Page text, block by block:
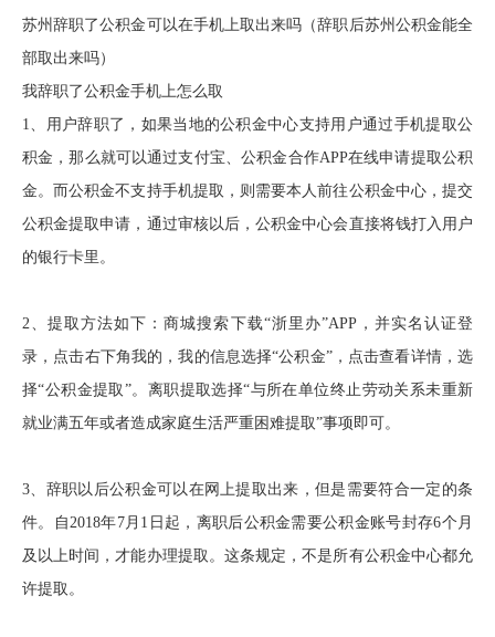
苏州辞职了公积金可以在手机上取出来吗（辞职后苏州公积金能全
部取出来吗）
我辞职了公积金手机上怎么取
1、用户辞职了，如果当地的公积金中心支持用户通过手机提取公
积金，那么就可以通过支付宝、公积金合作APP在线申请提取公积
金。而公积金不支持手机提取，则需要本人前往公积金中心，提交
公积金提取申请，通过审核以后，公积金中心会直接将钱打入用户
的银行卡里。
2、提取方法如下：商城搜索下载“浙里办”APP，并实名认证登
录，点击右下角我的，我的信息选择“公积金”，点击查看详情，选
择“公积金提取”。离职提取选择“与所在单位终止劳动关系未重新
就业满五年或者造成家庭生活严重困难提取”事项即可。
3、辞职以后公积金可以在网上提取出来，但是需要符合一定的条
件。自2018年7月1日起，离职后公积金需要公积金账号封存6个月
及以上时间，才能办理提取。这条规定，不是所有公积金中心都允
许提取。